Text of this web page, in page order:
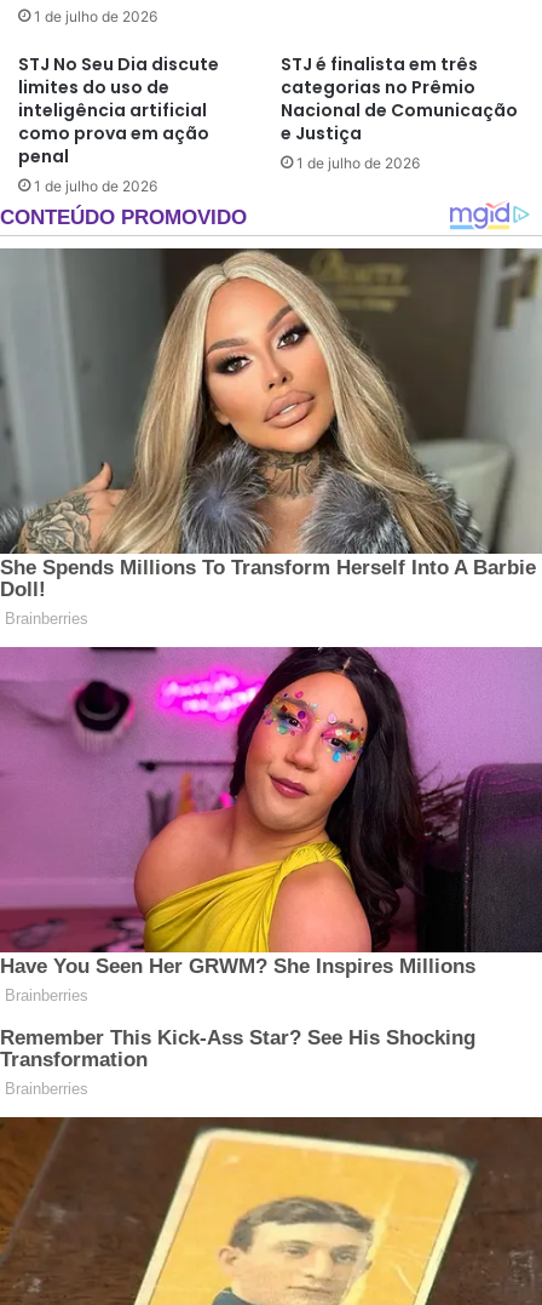
1 de julho de 2026
STJ No Seu Dia discute
limites do uso de
inteligência artificial
como prova em ação
penal
1 de julho de 2026
STJ é finalista em três
categorias no Prêmio
Nacional de Comunicação
e Justiça
1 de julho de 2026